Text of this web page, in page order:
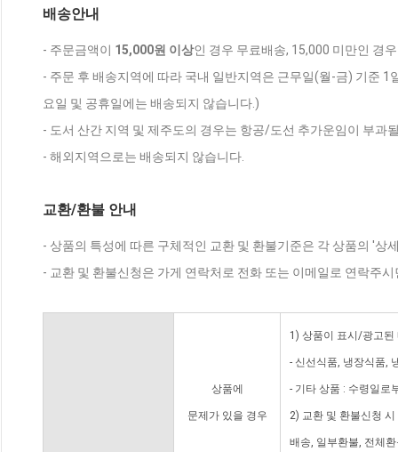
배송안내
- 주문금액이 15,000원 이상인 경우 무료배송, 15,000 미만인 경
- 주문 후 배송지역에 따라 국내 일반지역은 근무일(월-금) 기준
요일 및 공휴일에는 배송되지 않습니다.)
- 도서 산간 지역 및 제주도의 경우는 항공/도선 추가운임이 부과
- 해외지역으로는 배송되지 않습니다.
교환/환불 안내
- 상품의 특성에 따른 구체적인 교환 및 환불기준은 각 상품의 '상
- 교환 및 환불신청은 가게 연락처로 전화 또는 이메일로 연락주
상품에
문제가 있을 경우
1) 상품이 표시/광고된
- 신선식품, 냉장식품,
- 기타 상품 : 수령일로
2) 교환 및 환불신청
배송, 일부환불, 전체